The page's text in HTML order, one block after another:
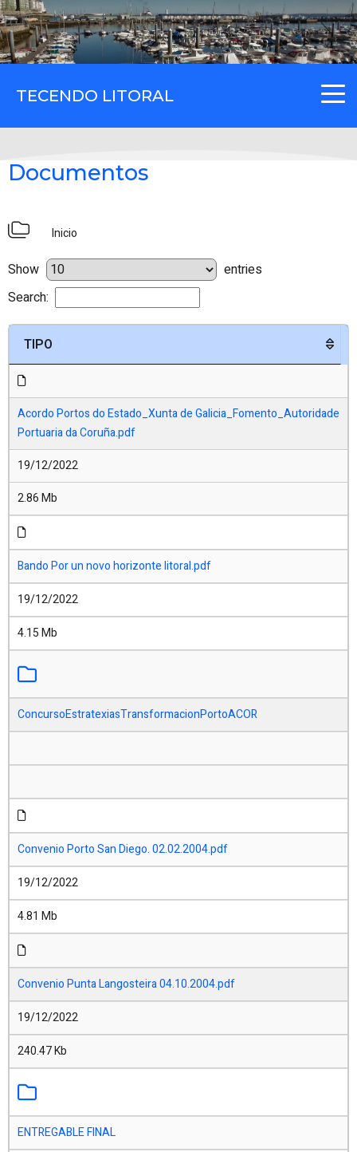
TECENDO LITORAL
Documentos
Inicio
Show
entries
Search:
TIPO
Acordo Portos do Estado_Xunta de Galicia_Fomento_Autoridade
Portuaria da Coruña.pdf
19/12/2022
2.86 Mb
Bando Por un novo horizonte litoral.pdf
19/12/2022
4.15 Mb
ConcursoEstratexiasTransformacionPortoACOR
Convenio Porto San Diego. 02.02.2004.pdf
19/12/2022
4.81 Mb
Convenio Punta Langosteira 04.10.2004.pdf
19/12/2022
240.47 Kb
ENTREGABLE FINAL